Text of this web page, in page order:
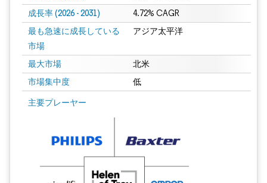
成長率 (2026 - 2031) 4.72% CAGR
最も急速に成長している
市場
アジア太平洋
最大市場 北米
市場集中度 低
主要プレーヤー
画像 © Mordor Intelligence。再利用にはCC BY 4.0の表示が必要です。